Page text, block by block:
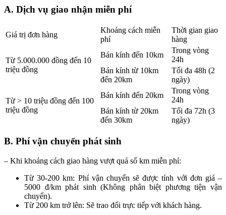
A. Dịch vụ giao nhận miễn phí
Giá trị đơn hàng
Khoảng cách miễn
phí
Thời gian giao
hàng
Từ 5.000.000 đồng đến 10
triệu đồng
Bán kính đến 10km
Trong vòng
24h
Bán kính từ 10km
đến 20km
Tối đa 48h (2
ngày)
Từ > 10 triệu đồng đến 100
triệu đồng
Bán kính đến 20km
Trong vòng
24h
Bán kính từ 20km
đến 30km
Tối đa 72h (3
ngày)
B. Phí vận chuyển phát sinh
– Khi khoảng cách giao hàng vượt quá số km miễn phí:
Từ 30-200 km: Phí vận chuyển sẽ được tính với đơn giá –
5000 đ/km phát sinh (Không phân biệt phương tiện vận
chuyển).
Từ 200 km trở lên: Sẽ trao đổi trực tiếp với khách hàng.